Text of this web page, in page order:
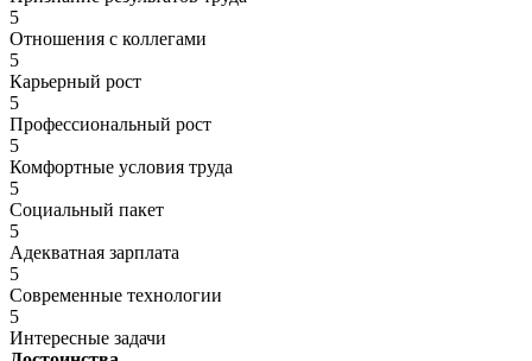
5
Отношения с коллегами
5
Карьерный рост
5
Профессиональный рост
5
Комфортные условия труда
5
Социальный пакет
5
Адекватная зарплата
5
Современные технологии
5
Интересные задачи